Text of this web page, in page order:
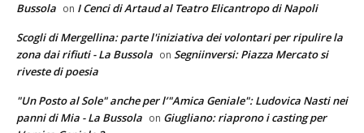
Bussola on I Cenci di Artaud al Teatro Elicantropo di Napoli
Scogli di Mergellina: parte l'iniziativa dei volontari per ripulire la
zona dai rifiuti - La Bussola on Segniinversi: Piazza Mercato si
riveste di poesia
"Un Posto al Sole" anche per l’"Amica Geniale": Ludovica Nasti nei
panni di Mia - La Bussola on Giugliano: riaprono i casting per